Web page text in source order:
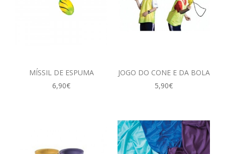
MÍSSIL DE ESPUMA
6,90€
JOGO DO CONE E DA BOLA
5,90€